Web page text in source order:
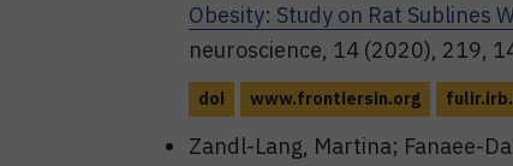
Obesity: Study on Rat Sublines
neuroscience, 14 (2020), 219,
doi www.frontiersin.org
Zandl-Lang, Martina; Fanaee-